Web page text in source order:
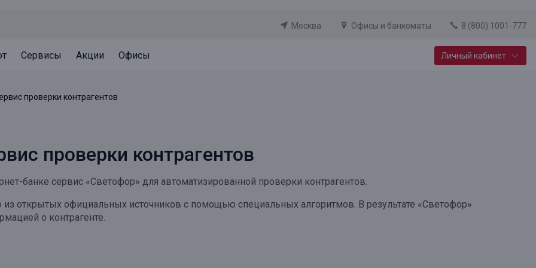
Москва Офисы и банкоматы 8 (800) 1001-777
Система страхования вкладов
Архив вкладов
Привилегии для клиентов
Реструктуризация
Подбор новой недвижимости
Документы
Кешбэк
Сервисы
Акции
Офисы Личный кабинет
проверки контрагентов
проверки контрагентов
банке сервис «Светофор» для автоматизированной проверки контрагентов.
открытых официальных источников с помощью специальных алгоритмов. В результате «Светофор»
о контрагенте.